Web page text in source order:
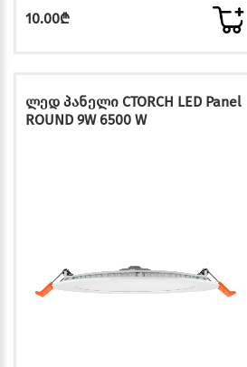
10.00₾
ლედ პანელი CTORCH LED Panel
ROUND 9W 6500 W